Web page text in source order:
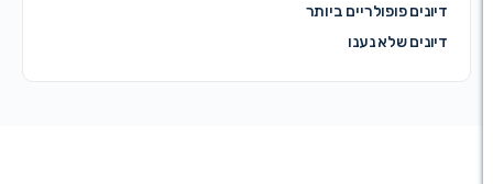
פופולריים ביותר
שלא נענו